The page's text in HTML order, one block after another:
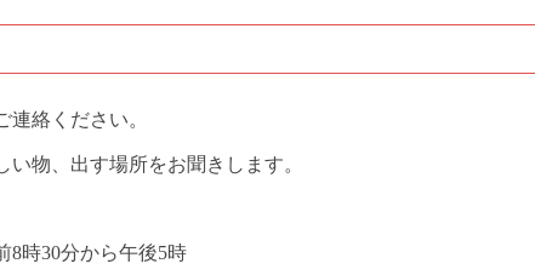
絡ください。
物、出す場所をお聞きします。
8時30分から午後5時